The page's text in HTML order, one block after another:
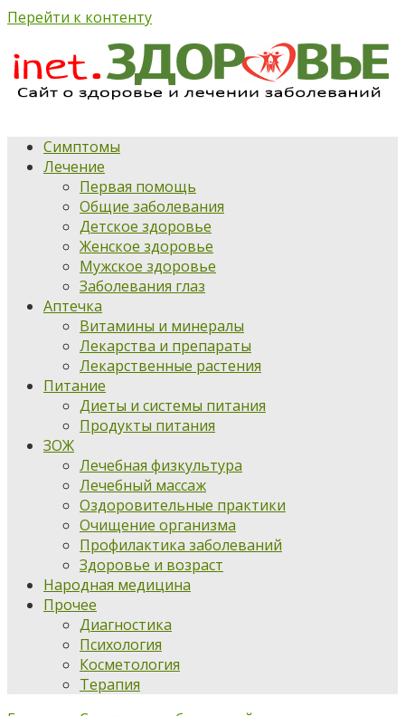
Перейти к контенту
Симптомы
Лечение
Первая помощь
Общие заболевания
Детское здоровье
Женское здоровье
Мужское здоровье
Заболевания глаз
Аптечка
Витамины и минералы
Лекарства и препараты
Лекарственные растения
Питание
Диеты и системы питания
Продукты питания
ЗОЖ
Лечебная физкультура
Лечебный массаж
Оздоровительные практики
Очищение организма
Профилактика заболеваний
Здоровье и возраст
Народная медицина
Прочее
Диагностика
Психология
Косметология
Терапия